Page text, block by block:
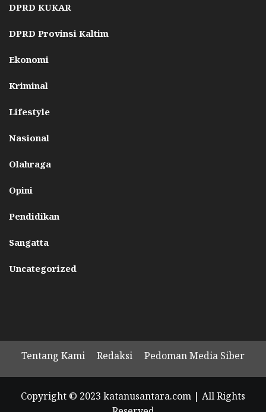
DPRD KUKAR
DPRD Provinsi Kaltim
Ekonomi
Kriminal
Lifestyle
Nasional
Olahraga
Opini
Pendidikan
Sangatta
Uncategorized
Tentang Kami Redaksi Pedoman Media Siber
Copyright © 2023 katanusantara.com | All Rights